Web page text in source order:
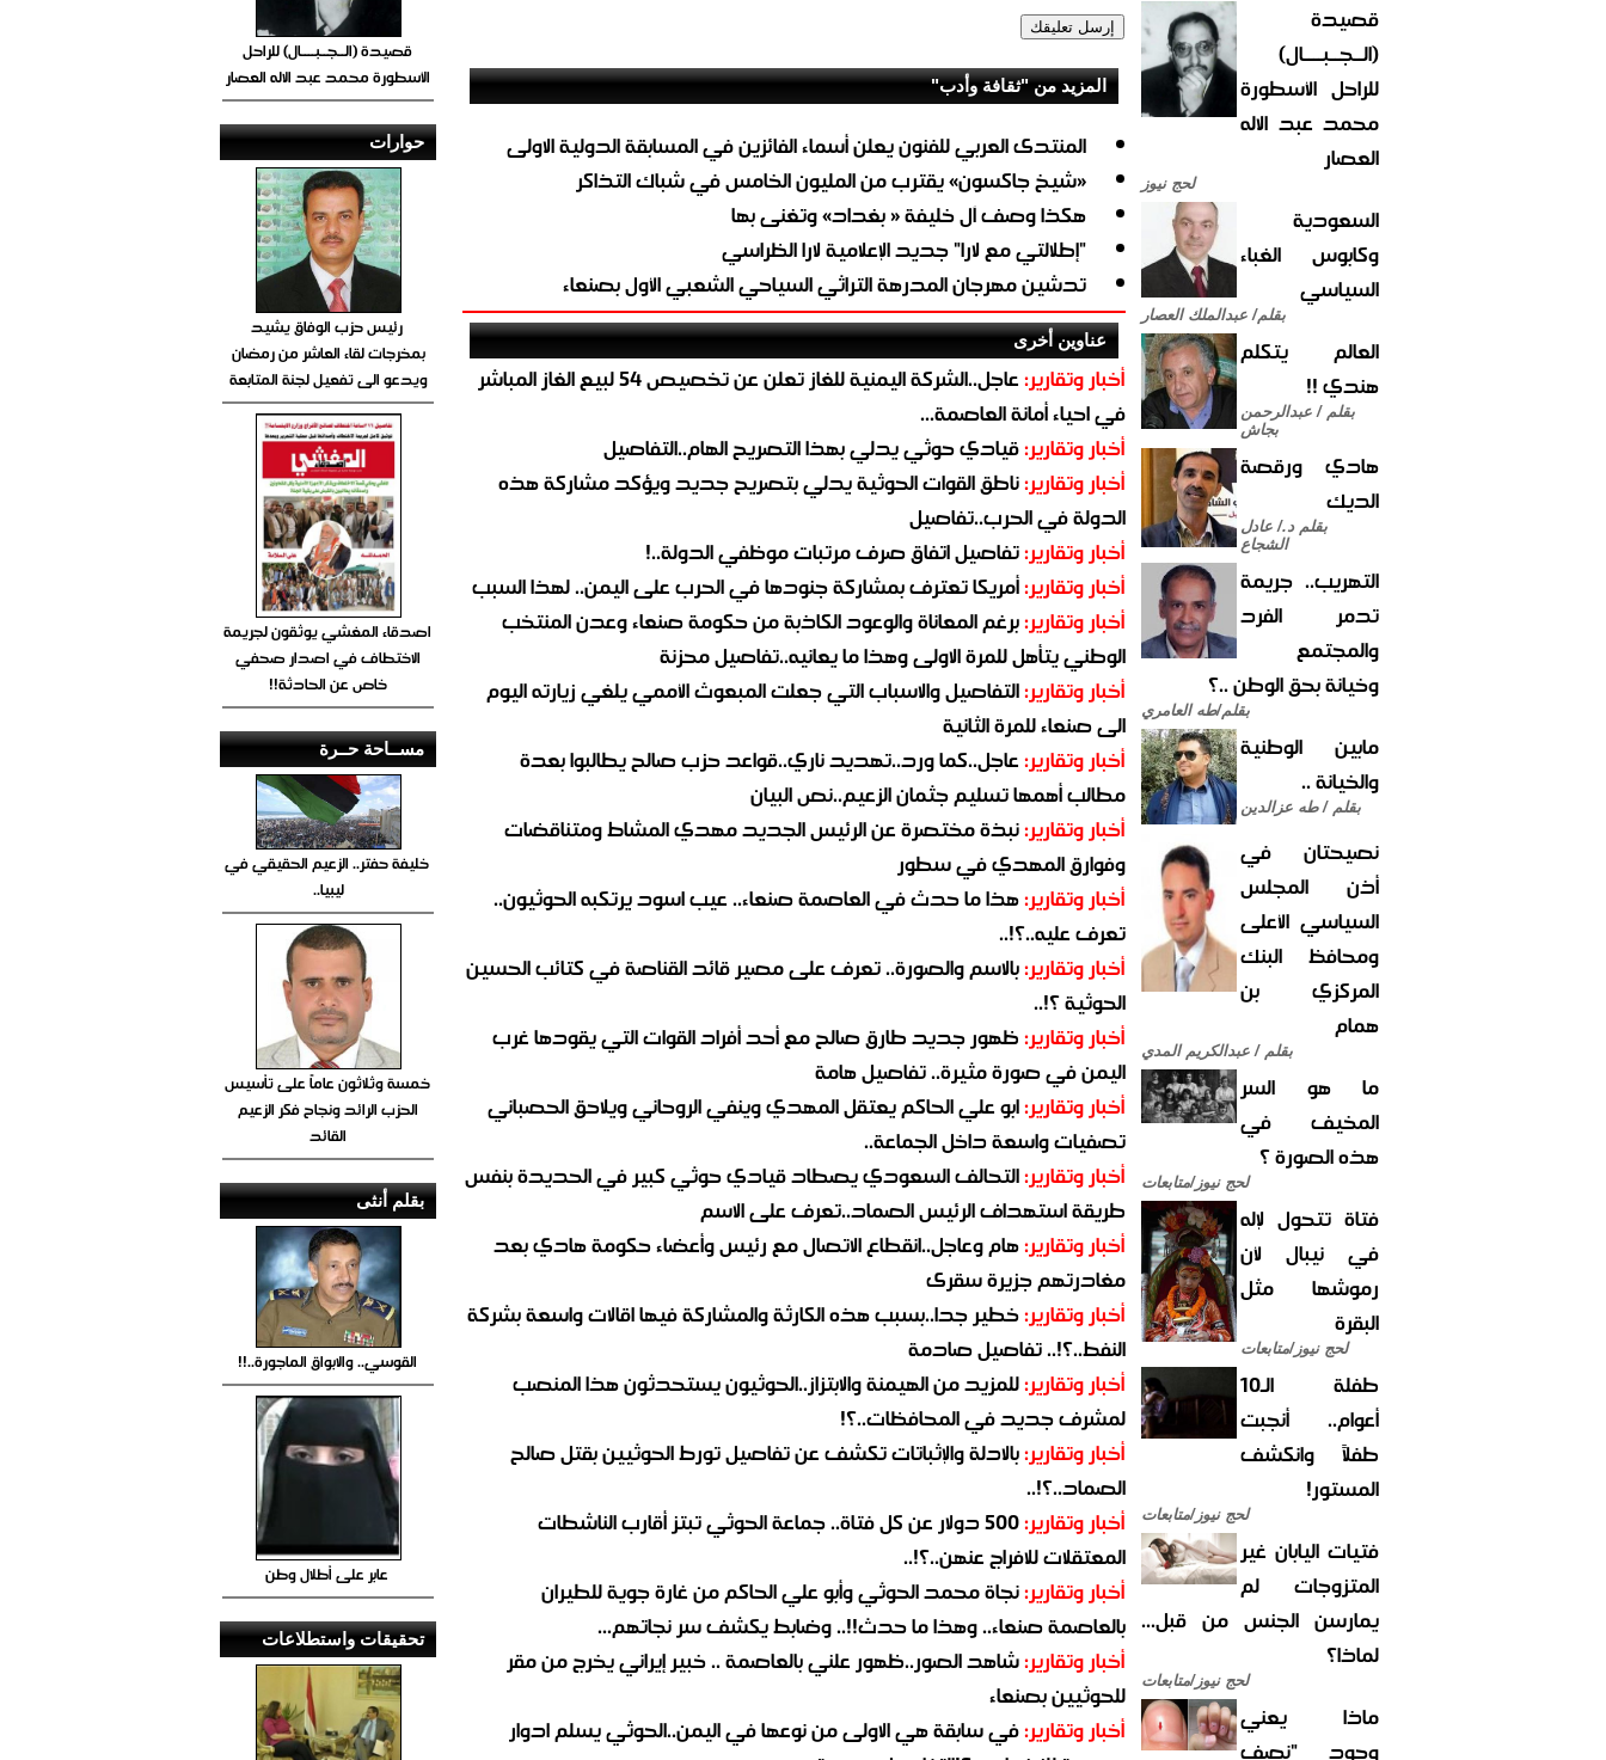
قصيدة
(الــجــبــــال)
للراحل الأسطورة
محمد عبد الاله
العصار
لحج نيوز
السعودية
وكابوس الغباء
السياسي
بقلم/ عبدالملك العصار
العالم يتكلم
هندي !!
بقلم / عبدالرحمن
بجاش
هادي ورقصة
الديك
بقلم د./ عادل
الشجاع
التهريب.. جريمة
تدمر الفرد
والمجتمع
وخيانة بحق الوطن ..؟
بقلم/طه العامري
مابين الوطنية
والخيانة ..
بقلم / طه عزالدين
نصيحتان في
أذن المجلس
السياسي الأعلى
ومحافظ البنك
المركزي بن
همام
بقلم / عبدالكريم المدي
ما هو السر
المخيف في
هذه الصورة ؟
لحج نيوز/متابعات
فتاة تتحول لإله
في نيبال لأن
رموشها مثل
البقرة
لحج نيوز/متابعات
طفلة الـ10
أعوام.. أنجبت
طفلاً وانكشف
المستور!
لحج نيوز/متابعات
فتيات اليابان غير
المتزوجات لم
يمارسن الجنس من قبل...
لماذا؟
لحج نيوز/متابعات
ماذا يعني
وجود "نصف
المزيد من "ثقافة وأدب"
المنتدى العربي للفنون يعلن أسماء الفائزين في المسابقة الدولية الاولى
«شيخ جاكسون» يقترب من المليون الخامس في شباك التذاكر
هكذا وصف آل خليفة « بغداد» وتغنى بها
"إطلالتي مع لارا" جديد الإعلامية لارا الظراسي
تدشين مهرجان المدرهة التراثي السياحي الشعبي الأول بصنعاء
عناوين أخرى
أخبار وتقارير:
عاجل..الشركة اليمنية للغاز تعلن عن تخصيص 54 لبيع الغاز المباشر
في احياء أمانة العاصمة...
أخبار وتقارير:قيادي حوثي يدلي بهذا التصريح الهام..التفاصيل
أخبار وتقارير:ناطق القوات الحوثية يدلي بتصريح جديد ويؤكد مشاركة هذه
الدولة في الحرب..تفاصيل
أخبار وتقارير:تفاصيل اتفاق صرف مرتبات موظفي الدولة..!
أخبار وتقارير:أمريكا تعترف بمشاركة جنودها في الحرب على اليمن.. لهذا السبب
أخبار وتقارير:برغم المعاناة والوعود الكاذبة من حكومة صنعاء وعدن المنتخب
الوطني يتأهل للمرة الاولى وهذا ما يعانيه..تفاصيل محزنة
أخبار وتقارير:التفاصيل والاسباب التي جعلت المبعوث الأممي يلغي زيارته اليوم
الى صنعاء للمرة الثانية
أخبار وتقارير:عاجل..كما ورد..تهديد ناري..قواعد حزب صالح يطالبوا بعدة
مطالب أهمها تسليم جثمان الزعيم..نص البيان
أخبار وتقارير:نبذة مختصرة عن الرئيس الجديد مهدي المشاط ومتناقضات
وفوارق المهدي في سطور
أخبار وتقارير:هذا ما حدث في العاصمة صنعاء.. عيب اسود يرتكبه الحوثيون..
تعرف عليه..؟!..
أخبار وتقارير:بالاسم والصورة.. تعرف على مصير قائد القناصة في كتائب الحسين
الحوثية ؟!..
أخبار وتقارير:ظهور جديد طارق صالح مع أحد أفراد القوات التي يقودها غرب
اليمن في صورة مثيرة.. تفاصيل هامة
أخبار وتقارير:ابو علي الحاكم يعتقل المهدي وينفي الروحاني ويلاحق الحصباني
تصفيات واسعة داخل الجماعة..
أخبار وتقارير:التحالف السعودي يصطاد قيادي حوثي كبير في الحديدة بنفس
طريقة استهداف الرئيس الصماد..تعرف على الاسم
أخبار وتقارير:هام وعاجل..انقطاع الاتصال مع رئيس وأعضاء حكومة هادي بعد
مغادرتهم جزيرة سقرى
أخبار وتقارير:خطير جدا..بسبب هذه الكارثة والمشاركة فيها اقالات واسعة بشركة
النفط..؟!.. تفاصيل صادمة
أخبار وتقارير:للمزيد من الهيمنة والابتزاز..الحوثيون يستحدثون هذا المنصب
لمشرف جديد في المحافظات..؟!
أخبار وتقارير:بالادلة والإثباتات تكشف عن تفاصيل تورط الحوثيين بقتل صالح
الصماد..؟!..
أخبار وتقارير:
500 دولار عن كل فتاة.. جماعة الحوثي تبتز أقارب الناشطات
المعتقلات للافراج عنهن..؟!..
أخبار وتقارير:نجاة محمد الحوثي وأبو علي الحاكم من غارة جوية للطيران
بالعاصمة صنعاء.. وهذا ما حدث!!.. وضابط يكشف سر نجاتهم...
أخبار وتقارير:شاهد الصور..ظهور علني بالعاصمة .. خبير إيراني يخرج من مقر
للحوثيين بصنعاء
أخبار وتقارير:في سابقة هي الاولى من نوعها في اليمن..الحوثي يسلم ادوار
قصيدة (الــجــبــــال) للراحل
الأسطورة محمد عبد الاله العصار
حوارات
رئيس حزب الوفاق يشيد
بمخرجات لقاء العاشر من رمضان
ويدعو الى تفعيل لجنة المتابعة
اصدقاء المغشي يوثقون لجريمة
الاختطاف في اصدار صحفي
خاص عن الحادثة!!
مســاحة حــرة
خليفة حفتر.. الزعيم الحقيقي في
ليبيا..
خمسة وثلاثون عاماً على تأسيس
الحزب الرائد ونجاح فكر الزعيم
القائد
بقلم أنثى
القوسي.. والابواق الماجورة..!!
عابر على أطلال وطن
تحقيقات واستطلاعات